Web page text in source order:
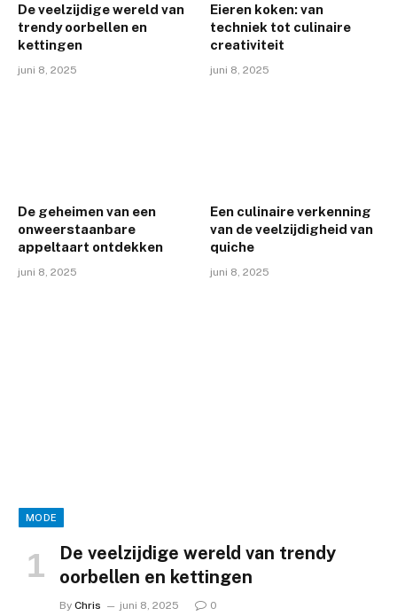
De veelzijdige wereld van
trendy oorbellen en
kettingen
juni 8, 2025
Eieren koken: van
techniek tot culinaire
creativiteit
juni 8, 2025
De geheimen van een
onweerstaanbare
appeltaart ontdekken
juni 8, 2025
Een culinaire verkenning
van de veelzijdigheid van
quiche
juni 8, 2025
MODE
De veelzijdige wereld van trendy
oorbellen en kettingen
By Chris juni 8, 2025 0